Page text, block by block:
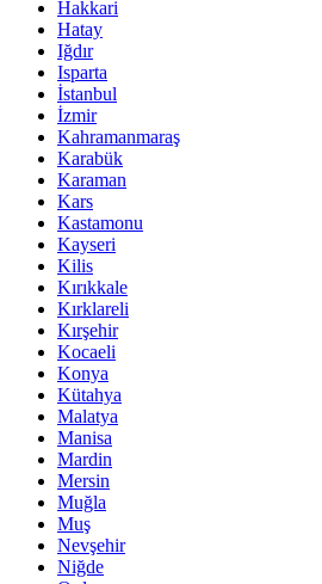
Hakkari
Hatay
Iğdır
Isparta
İstanbul
İzmir
Kahramanmaraş
Karabük
Karaman
Kars
Kastamonu
Kayseri
Kilis
Kırıkkale
Kırklareli
Kırşehir
Kocaeli
Konya
Kütahya
Malatya
Manisa
Mardin
Mersin
Muğla
Muş
Nevşehir
Niğde